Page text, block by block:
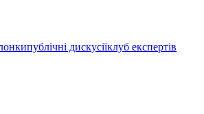
публічні дискусіїклуб експертів